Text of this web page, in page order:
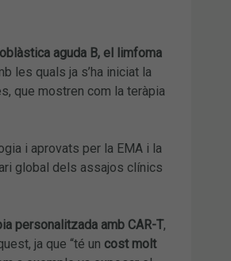
aguda B, el limfoma
les quals ja s’ha iniciat la
que mostren com la teràpia
i aprovats per la EMA i la
global dels assajos clínics
personalitzada amb CAR-T,
ja que “té un cost molt